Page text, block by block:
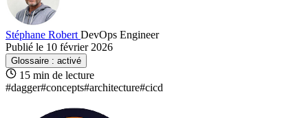
Stéphane Robert DevOps Engineer
Publié le 10 février 2026
Glossaire : activé
15 min de lecture
#dagger#concepts#architecture#cicd